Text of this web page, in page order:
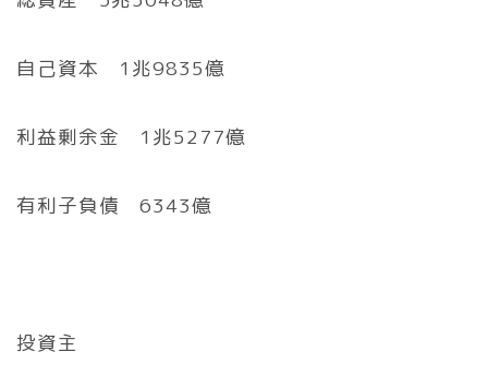
自己資本 1兆9835億
利益剰余金 1兆5277億
有利子負債 6343億
投資主